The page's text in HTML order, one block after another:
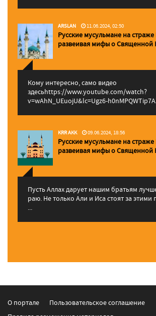
ARSLAN 11.06.2024, 02:50
Русские мусульмане на
pазвеивая мифы о Священной
Кому интересно, само видео
здесьhttps://www.youtube.com/watch?
v=wAhN_UEuojU&lc=Ugz6-
KRR AKK 09.06.2024, 18:56
Русские мусульмане на
pазвеивая мифы о Священной
Пусть Аллах дарует нашим братьям
раю. Не только Али и Иса стоят за
...
О портале
Пользовательское соглашение